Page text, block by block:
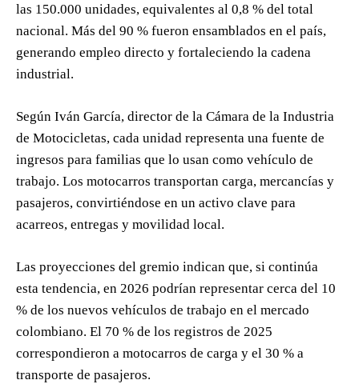
las 150.000 unidades, equivalentes al 0,8 % del total
nacional. Más del 90 % fueron ensamblados en el país,
generando empleo directo y fortaleciendo la cadena
industrial.
Según Iván García, director de la Cámara de la Industria
de Motocicletas, cada unidad representa una fuente de
ingresos para familias que lo usan como vehículo de
trabajo. Los motocarros transportan carga, mercancías y
pasajeros, convirtiéndose en un activo clave para
acarreos, entregas y movilidad local.
Las proyecciones del gremio indican que, si continúa
esta tendencia, en 2026 podrían representar cerca del 10
% de los nuevos vehículos de trabajo en el mercado
colombiano. El 70 % de los registros de 2025
correspondieron a motocarros de carga y el 30 % a
transporte de pasajeros.